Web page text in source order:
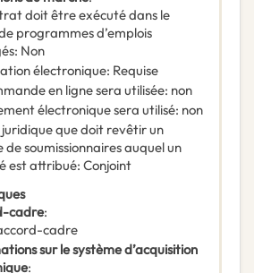
doit être exécuté dans le
programmes d’emplois
: Non
électronique: Requise
en ligne sera utilisée: non
électronique sera utilisé: non
juridique que doit revêtir un
de soumissionnaires auquel un
est attribué: Conjoint
cadre:
cadre
sur le système d’acquisition
: